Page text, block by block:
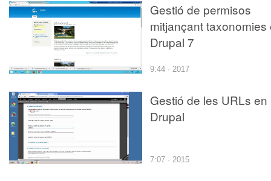
Gestió de permisos
mitjançant taxonomies
Drupal 7
9:44 · 2017
Gestió de les URLs en
Drupal
7:07 · 2015